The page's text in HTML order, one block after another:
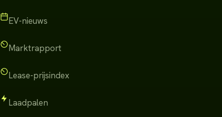
EV-nieuws
Marktrapport
Lease-prijsindex
Laadpalen